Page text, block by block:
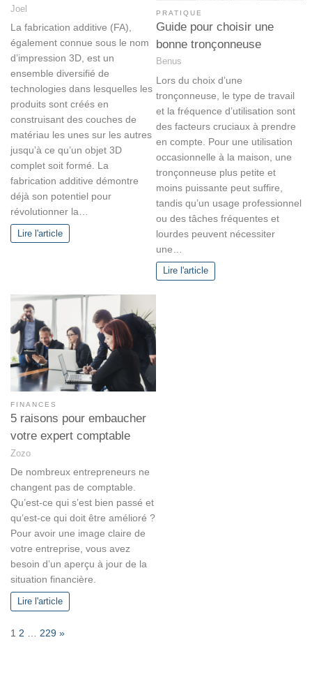
Joel
La fabrication additive (FA),
également connue sous le nom
d’impression 3D, est un
ensemble diversifié de
technologies dans lesquelles les
produits sont créés en
construisant des couches de
matériau les unes sur les autres
jusqu’à ce qu’un objet 3D
complet soit formé. La
fabrication additive démontre
déjà son potentiel pour
révolutionner la…
Lire l'article
PRATIQUE
Guide pour choisir une
bonne tronçonneuse
Benus
Lors du choix d’une
tronçonneuse, le type de travail
et la fréquence d’utilisation sont
des facteurs cruciaux à prendre
en compte. Pour une utilisation
occasionnelle à la maison, une
tronçonneuse plus petite et
moins puissante peut suffire,
tandis qu’un usage professionnel
ou des tâches fréquentes et
lourdes peuvent nécessiter
une…
Lire l'article
FINANCES
5 raisons pour embaucher
votre expert comptable
Zozo
De nombreux entrepreneurs ne
changent pas de comptable.
Qu’est-ce qui s’est bien passé et
qu’est-ce qui doit être amélioré ?
Pour avoir une image claire de
votre entreprise, vous avez
besoin d’un aperçu à jour de la
situation financière.
Lire l'article
P1 2 229 N
»